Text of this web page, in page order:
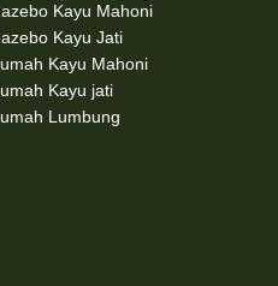
Kayu Mahoni
Kayu Jati
Kayu Mahoni
Kayu jati
Lumbung